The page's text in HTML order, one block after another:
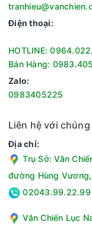
hoặc thời tiết nồm
Chức năng hẹn
thời gian tắt, khi
hòa sẽ tự động
cao về độ bền bỉ.
vàng, giúp ngăn
ngăn chặn vi khuẩn
độ bền cho thiết bị.
Điện thoại:
HOTLINE:
Bán Hàng:
Zalo:
0983405225
Liên hệ với
Địa chỉ:
Trụ Sở: Văn
đường Hùng
02043.99.22.99
Văn Chiến Lục